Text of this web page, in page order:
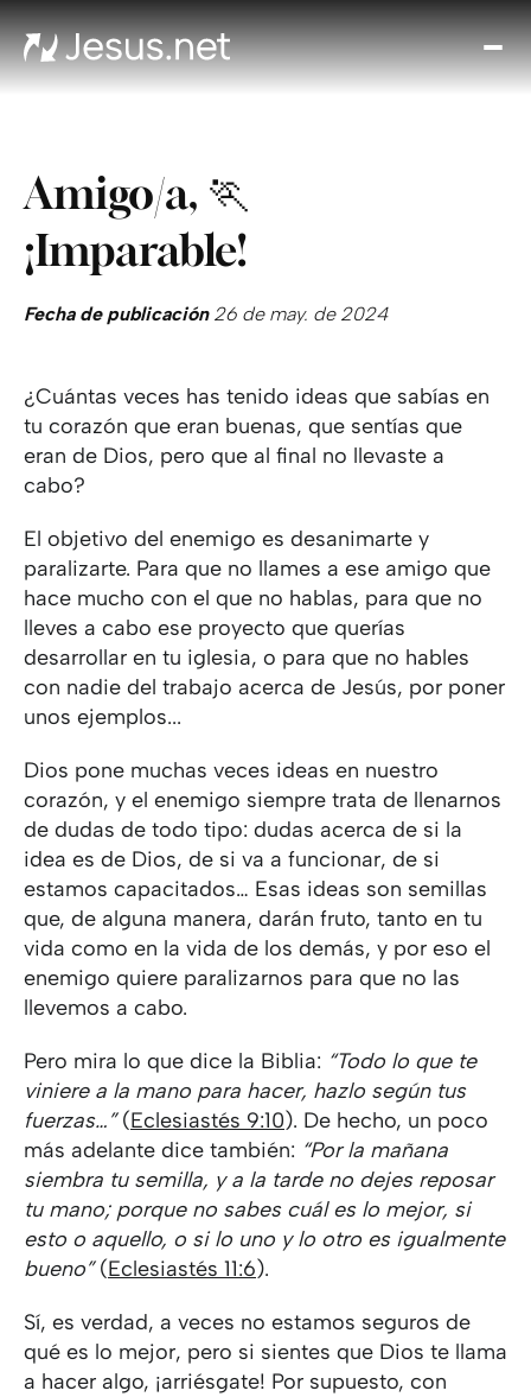
Amigo/a, 🏃
¡Imparable!
Fecha de publicación26 de may. de 2024
¿Cuántas veces has tenido ideas que sabías en
tu corazón que eran buenas, que sentías que
eran de Dios, pero que al final no llevaste a
cabo?
El objetivo del enemigo es desanimarte y
paralizarte. Para que no llames a ese amigo que
hace mucho con el que no hablas, para que no
lleves a cabo ese proyecto que querías
desarrollar en tu iglesia, o para que no hables
con nadie del trabajo acerca de Jesús, por poner
unos ejemplos...
Dios pone muchas veces ideas en nuestro
corazón, y el enemigo siempre trata de llenarnos
de dudas de todo tipo: dudas acerca de si la
idea es de Dios, de si va a funcionar, de si
estamos capacitados… Esas ideas son semillas
que, de alguna manera, darán fruto, tanto en tu
vida como en la vida de los demás, y por eso el
enemigo quiere paralizarnos para que no las
llevemos a cabo.
Pero mira lo que dice la Biblia: “Todo lo que te
viniere a la mano para hacer, hazlo según tus
fuerzas…”(Eclesiastés 9:10). De hecho, un poco
más adelante dice también: “Por la mañana
siembra tu semilla, y a la tarde no dejes reposar
tu mano; porque no sabes cuál es lo mejor, si
esto o aquello, o si lo uno y lo otro es igualmente
bueno”(Eclesiastés 11:6).
Sí, es verdad, a veces no estamos seguros de
qué es lo mejor, pero si sientes que Dios te llama
a hacer algo, ¡arriésgate! Por supuesto, con